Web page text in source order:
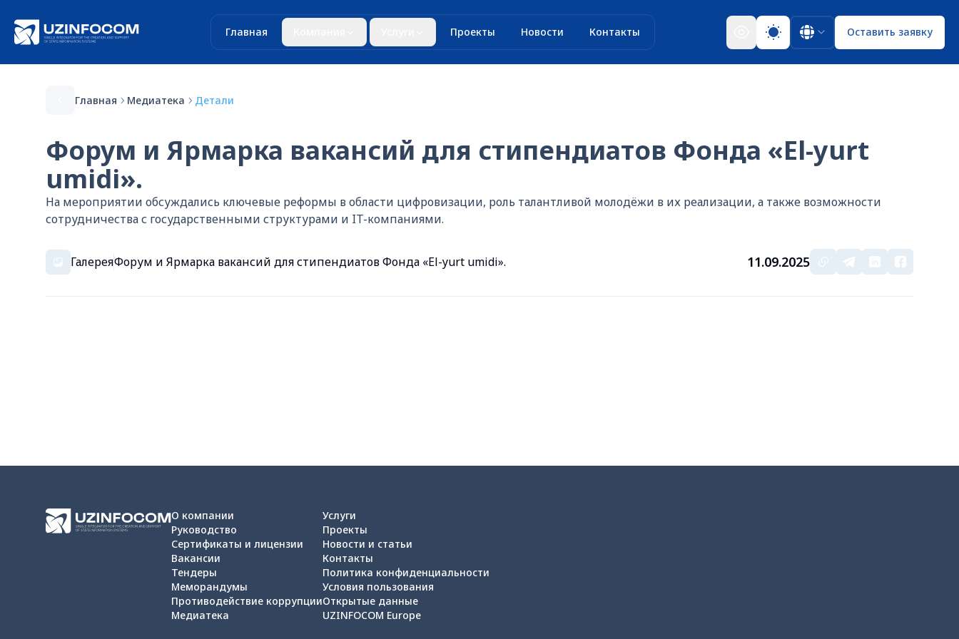
Главная Проекты Новости Контакты Оставить заявку
Главная Медиатека Детали
Форум и Ярмарка вакансий для стипендиатов Фонда «El-yurt
umidi».
На мероприятии обсуждались ключевые реформы в области цифровизации, роль талантливой молодёжи в их реализации, а также возможности
сотрудничества с государственными структурами и IT-компаниями.
ГалереяФорум и Ярмарка вакансий для стипендиатов Фонда «El-yurt umidi». 11.09.2025
О компании
Руководство
Сертификаты и лицензии
Вакансии
Тендеры
Меморандумы
Противодействие коррупции
Медиатека
Услуги
Проекты
Новости и статьи
Контакты
Политика конфиденциальности
Условия пользования
Открытые данные
UZINFOCOM Europe